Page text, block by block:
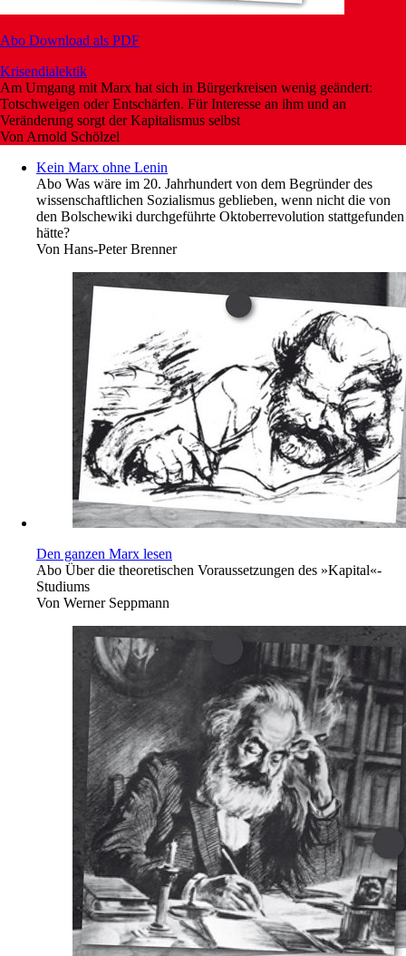
Abo Download als PDF
Krisendialektik
Am Umgang mit Marx hat sich in Bürgerkreisen wenig geändert:
Totschweigen oder Entschärfen. Für Interesse an ihm und an
Veränderung sorgt der Kapitalismus selbst
Von Arnold Schölzel
Kein Marx ohne Lenin
Abo Was wäre im 20. Jahrhundert von dem Begründer des
wissenschaftlichen Sozialismus geblieben, wenn nicht die von
den Bolschewiki durchgeführte Oktoberrevolution stattgefunden
hätte?
Von Hans-Peter Brenner
Den ganzen Marx lesen
Abo Über die theoretischen Voraussetzungen des »Kapital«-
Studiums
Von Werner Seppmann